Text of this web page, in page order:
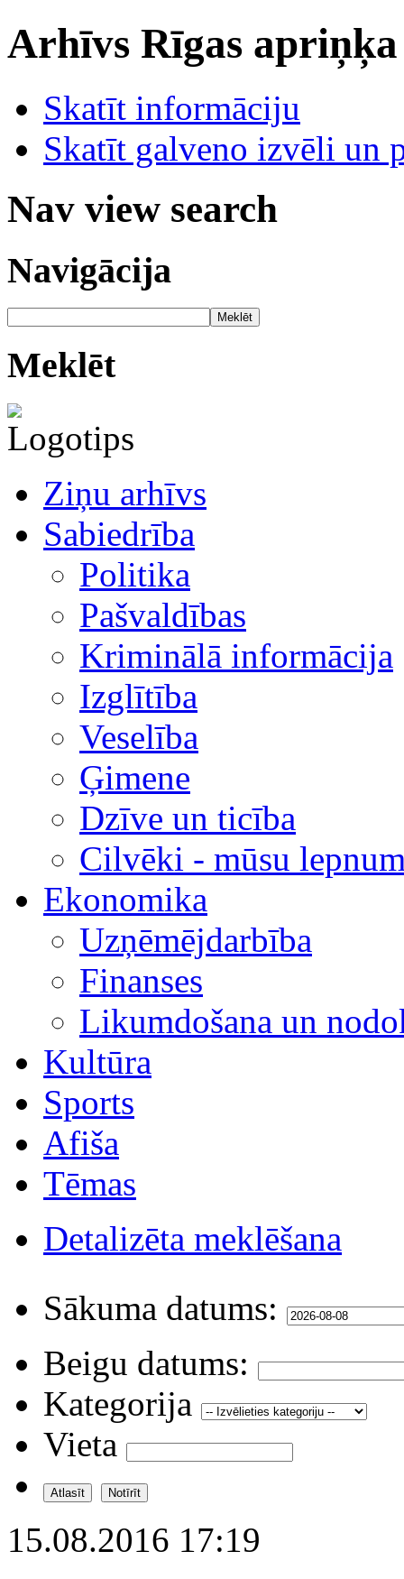
Arhīvs Rīgas
Skatīt informāciju
Skatīt galveno izvēli un
Nav view search
Navigācija
Meklēt
Meklēt
Ziņu arhīvs
Sabiedrība
Politika
Pašvaldības
Kriminālā informācija
Izglītība
Veselība
Ģimene
Dzīve un ticība
Cilvēki - mūsu
Ekonomika
Uzņēmējdarbība
Finanses
Likumdošana un
Kultūra
Sports
Afiša
Tēmas
Detalizēta meklēšana
Sākuma datums:
Beigu datums:
Kategorija
Vieta
15.08.2016 17:19